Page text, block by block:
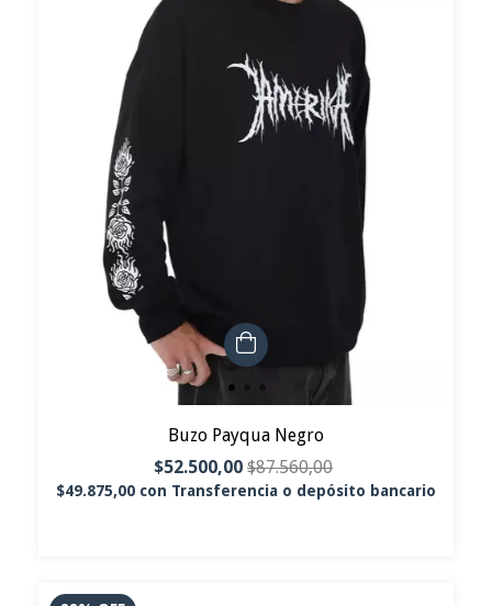
Buzo Payqua Negro
$52.500,00 $87.560,00
$49.875,00 con Transferencia o depósito bancario